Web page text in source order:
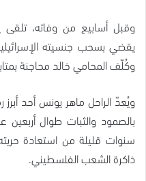
وقبل أسابيع من وفاته،
يقضي بسحب جنسيته
وكُلّف المحامي خالد محاجنة
ويُعدّ الراحل ماهر يونس أحد أبرز
بالصمود والثبات طوال
سنوات قليلة من استعادة
ذاكرة الشعب الفلسطيني.